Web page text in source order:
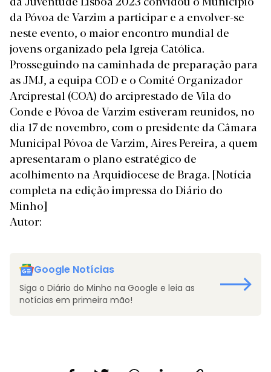
da Póvoa de Varzim a participar e a envolver-se
neste evento, o maior encontro mundial de
jovens organizado pela Igreja Católica.
Prosseguindo na caminhada de preparação para
as JMJ, a equipa COD e o Comité Organizador
Arciprestal (COA) do arciprestado de Vila do
Conde e Póvoa de Varzim estiveram reunidos, no
dia 17 de novembro, com o presidente da Câmara
Municipal Póvoa de Varzim, Aires Pereira, a quem
apresentaram o plano estratégico de
acolhimento na Arquidiocese de Braga. [Notícia
completa na edição impressa do Diário do
Minho]
Autor:
Google Notícias
Siga o Diário do Minho na Google e leia as
notícias em primeira mão!